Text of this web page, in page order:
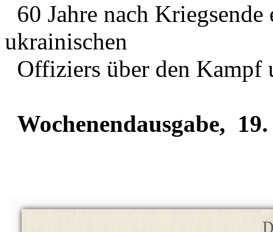
60 Jahre nach
ukrainischen
Offiziers über den
Wochenendausgabe,